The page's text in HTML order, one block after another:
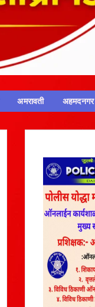
अमरावती अहमदनगर